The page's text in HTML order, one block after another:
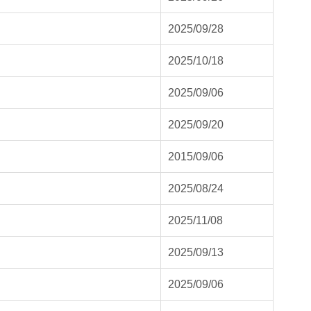
2025/09/28
2025/10/18
2025/09/06
2025/09/20
2015/09/06
2025/08/24
2025/11/08
2025/09/13
2025/09/06